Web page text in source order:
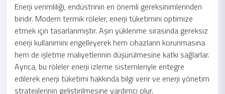
Enerji verimliliği, endüstrinin en önemli gereksinimlerinden
biridir. Modern termik röleler, enerji tüketimini optimize
etmek için tasarlanmıştır. Aşırı yüklenme sırasında gereksiz
enerji kullanımını engelleyerek hem cihazların korunmasına
hem de işletme maliyetlerinin düşürülmesine katkı sağlarlar.
Ayrıca, bu röleler enerji izleme sistemleriyle entegre
edilerek enerji tüketimi hakkında bilgi verir ve enerji yönetim
stratejilerinin geliştirilmesine yardımcı olur.